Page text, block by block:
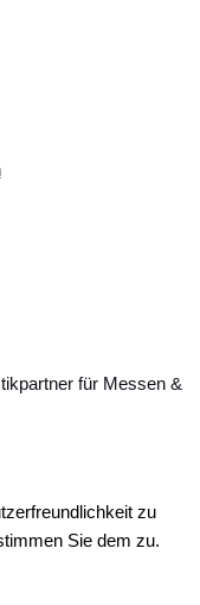
für Messen &
zu
Sie dem zu.